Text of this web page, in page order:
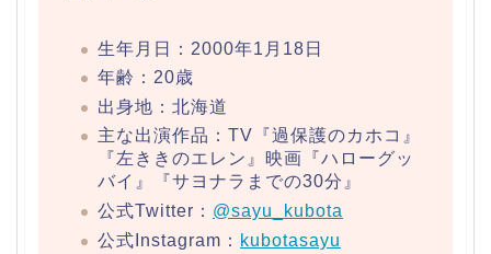
生年月日：2000年1月18日
年齢：20歳
出身地：北海道
主な出演作品：TV『過保護のカホコ』
『左ききのエレン』映画『ハローグッ
バイ』『サヨナラまでの30分』
公式Twitter： @sayu_kubota
公式Instagram： kubotasayu